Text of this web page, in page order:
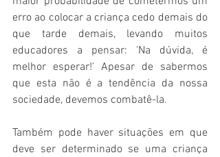
erro ao colocar a criança cedo demais do
que tarde demais, levando muitos
educadores a pensar: 'Na dúvida, é
melhor esperar!' Apesar de sabermos
que esta não é a tendência da nossa
sociedade, devemos combatê-la.
Também pode haver situações em que
deve ser determinado se uma criança